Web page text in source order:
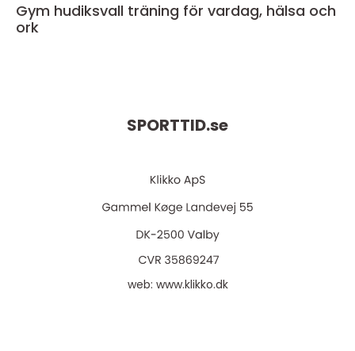
Gym hudiksvall träning för vardag, hälsa och
ork
SPORTTID.se
web: www.klikko.dk